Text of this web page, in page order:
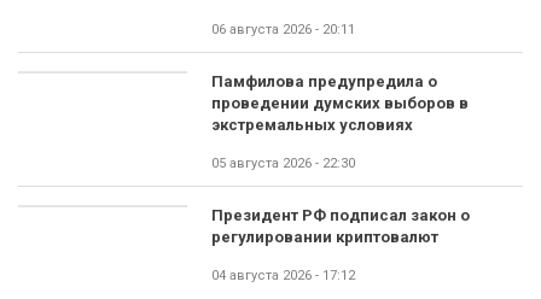
06 августа 2026 - 20:11
Памфилова предупредила о
проведении думских выборов в
экстремальных условиях
05 августа 2026 - 22:30
Президент РФ подписал закон о
регулировании криптовалют
04 августа 2026 - 17:12